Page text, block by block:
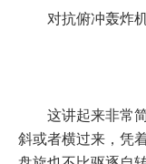
对抗俯冲轰炸
这讲起来非常
斜或者横过来，凭